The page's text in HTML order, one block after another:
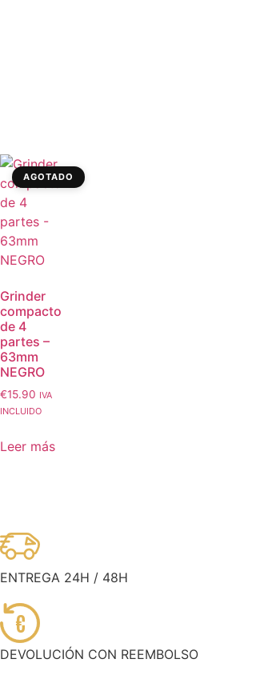
AGOTADO
Grinder
compacto
de 4
partes –
63mm
NEGRO
€15.90 IVA
INCLUIDO
Leer más
ENTREGA 24H / 48H
€
DEVOLUCIÓN CON REEMBOLSO